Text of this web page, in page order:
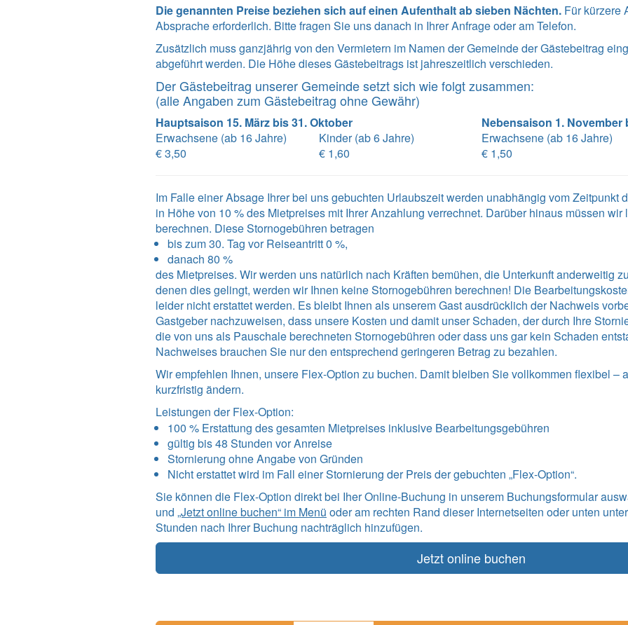
Die genannten Preise beziehen sich auf einen Aufenthalt ab sieben Nächten. Für kürzere
Absprache erforderlich. Bitte fragen Sie uns danach in Ihrer Anfrage oder am Telefon.
Zusätzlich muss ganzjährig von den Vermietern im Namen der Gemeinde der Gästebeitrag
abgeführt werden. Die Höhe dieses Gästebeitrags ist jahreszeitlich verschieden.
Der Gästebeitrag unserer Gemeinde setzt sich wie folgt zusammen:
(alle Angaben zum Gästebeitrag ohne Gewähr)
Hauptsaison 15. März bis 31. Oktober
Erwachsene (ab 16 Jahre)
€ 3,50
Kinder (ab 6 Jahre)
€ 1,60
Nebensaison 1. November
Erwachsene (ab 16 Jahre)
€ 1,50
Im Falle einer Absage Ihrer bei uns gebuchten Urlaubszeit werden unabhängig vom Zeitpunkt
in Höhe von 10 % des Mietpreises mit Ihrer Anzahlung verrechnet. Darüber hinaus müssen wir
berechnen. Diese Stornogebühren betragen
bis zum 30. Tag vor Reiseantritt 0 %,
danach 80 %
des Mietpreises. Wir werden uns natürlich nach Kräften bemühen, die Unterkunft anderweitig
denen dies gelingt, werden wir Ihnen keine Stornogebühren berechnen! Die
leider nicht erstattet werden. Es bleibt Ihnen als unserem Gast ausdrücklich der Nachweis
Gastgeber nachzuweisen, dass unsere Kosten und damit unser Schaden, der durch Ihre
die von uns als Pauschale berechneten Stornogebühren oder dass uns gar kein Schaden
Nachweises brauchen Sie nur den entsprechend geringeren Betrag zu bezahlen.
Wir empfehlen Ihnen, unsere Flex-Option zu buchen. Damit bleiben Sie vollkommen flexibel –
kurzfristig ändern.
Leistungen der Flex-Option:
100 % Erstattung des gesamten Mietpreises inklusive Bearbeitungsgebühren
gültig bis 48 Stunden vor Anreise
Stornierung ohne Angabe von Gründen
Nicht erstattet wird im Fall einer Stornierung der Preis der gebuchten „Flex-Option“.
Sie können die Flex-Option direkt bei Iher Online-Buchung in unserem Buchungsformular
und „Jetzt online buchen“ im Menü oder am rechten Rand dieser Internetseiten oder unten
Stunden nach Ihrer Buchung nachträglich hinzufügen.
Jetzt online buchen